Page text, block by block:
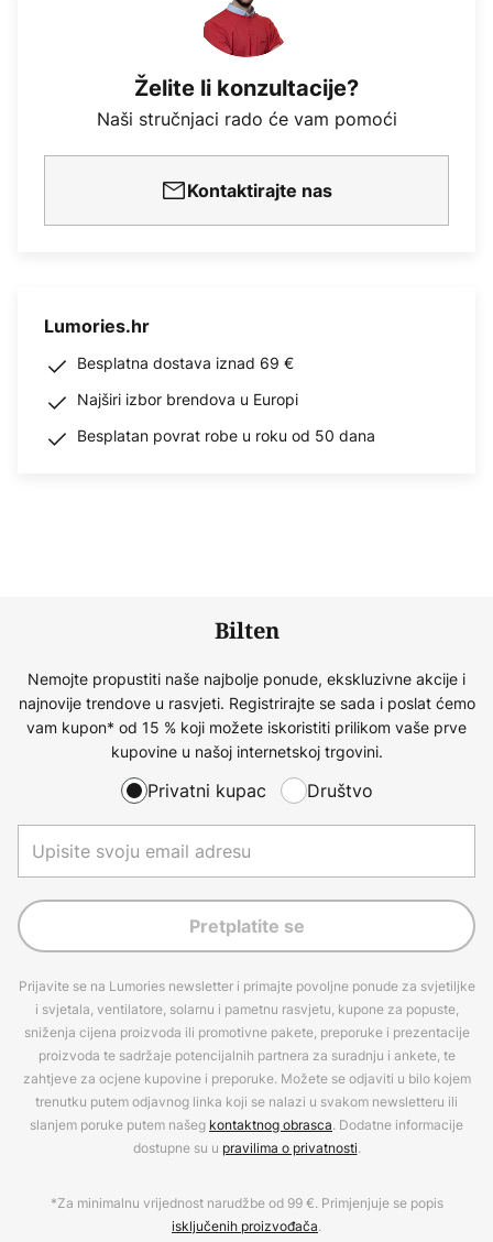
Želite li konzultacije?
Naši stručnjaci rado će vam pomoći
Kontaktirajte nas
Lumories.hr
Besplatna dostava iznad 69 €
Najširi izbor brendova u Europi
Besplatan povrat robe u roku od 50 dana
Bilten
Nemojte propustiti naše najbolje ponude, ekskluzivne akcije i
najnovije trendove u rasvjeti. Registrirajte se sada i poslat ćemo
vam kupon* od 15 % koji možete iskoristiti prilikom vaše prve
kupovine u našoj internetskoj trgovini.
Privatni kupac Društvo
Pretplatite se
Prijavite se na Lumories newsletter i primajte povoljne ponude za svjetiljke
i svjetala, ventilatore, solarnu i pametnu rasvjetu, kupone za popuste,
sniženja cijena proizvoda ili promotivne pakete, preporuke i prezentacije
proizvoda te sadržaje potencijalnih partnera za suradnju i ankete, te
zahtjeve za ocjene kupovine i preporuke. Možete se odjaviti u bilo kojem
trenutku putem odjavnog linka koji se nalazi u svakom newsletteru ili
slanjem poruke putem našeg kontaktnog obrasca. Dodatne informacije
dostupne su u pravilima o privatnosti.
*Za minimalnu vrijednost narudžbe od 99 €. Primjenjuje se popis
isključenih proizvođača.